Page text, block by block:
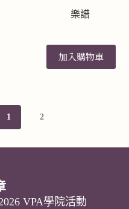
樂譜
加入購物車
1 2
VPA學院活動